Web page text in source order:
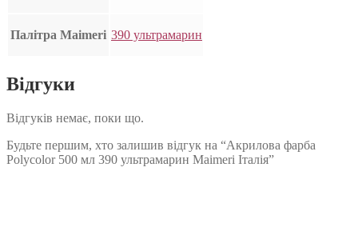
Палітра Maimeri 390 ультрамарин
Відгуки
Відгуків немає, поки що.
Будьте першим, хто залишив відгук на “Акрилова фарба
Polycolor 500 мл 390 ультрамарин Maimeri Італія”